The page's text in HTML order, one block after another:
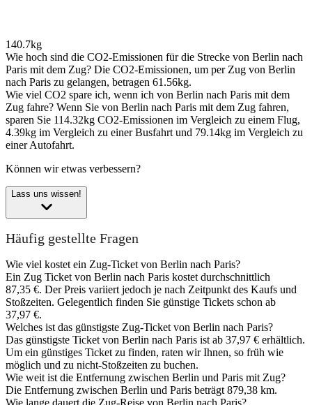
140.7kg
Wie hoch sind die CO2-Emissionen für die Strecke von Berlin nach
Paris mit dem Zug? Die CO2-Emissionen, um per Zug von Berlin
nach Paris zu gelangen, betragen 61.56kg.
Wie viel CO2 spare ich, wenn ich von Berlin nach Paris mit dem
Zug fahre? Wenn Sie von Berlin nach Paris mit dem Zug fahren,
sparen Sie 114.32kg CO2-Emissionen im Vergleich zu einem Flug,
4.39kg im Vergleich zu einer Busfahrt und 79.14kg im Vergleich zu
einer Autofahrt.
Können wir etwas verbessern?
Lass uns wissen!
Häufig gestellte Fragen
Wie viel kostet ein Zug-Ticket von Berlin nach Paris?
Ein Zug Ticket von Berlin nach Paris kostet durchschnittlich
87,35 €. Der Preis variiert jedoch je nach Zeitpunkt des Kaufs und
Stoßzeiten. Gelegentlich finden Sie günstige Tickets schon ab
37,97 €.
Welches ist das günstigste Zug-Ticket von Berlin nach Paris?
Das günstigste Ticket von Berlin nach Paris ist ab 37,97 € erhältlich.
Um ein günstiges Ticket zu finden, raten wir Ihnen, so früh wie
möglich und zu nicht-Stoßzeiten zu buchen.
Wie weit ist die Entfernung zwischen Berlin und Paris mit Zug?
Die Entfernung zwischen Berlin und Paris beträgt 879,38 km.
Wie lange dauert die Zug-Reise von Berlin nach Paris?